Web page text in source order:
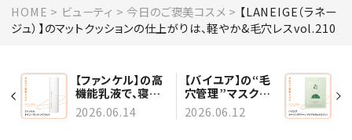
HOME ビューティ 今日のご褒美コスメ
【LANEIGE（ラネー
ジュ）】のマットクッションの仕上がりは、軽やか&毛穴レスvol.210
【ファンケル】の高
機能乳液で、寝不
足の日もブレない
肌へ vol.211
2026.06.14
【バイユア】の“毛
穴管理”マスクで、
皮脂ゆらぎをケア
vol.209
2026.06.12